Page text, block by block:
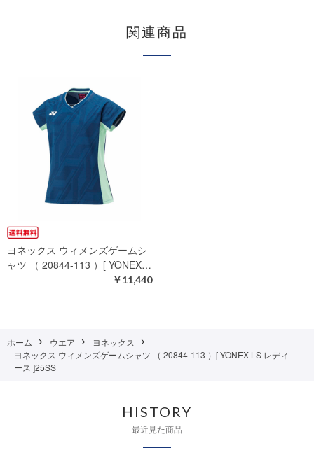
関連商品
ヨネックス ウィメンズゲームシ
ャツ （ 20844-113 ）[ YONEX…
￥11,440
ホーム ウエア
ヨネックス
ヨネックス ウィメンズゲームシャツ （ 20844-113 ）[ YONEX LS レディ
ース ]25SS
HISTORY
最近見た商品